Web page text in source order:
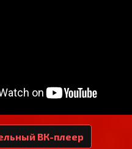
ВК-плеер